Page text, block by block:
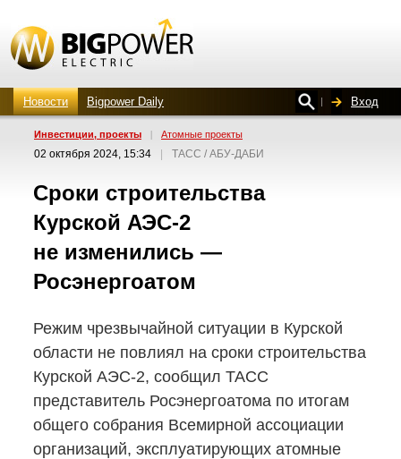
Новости Bigpower Daily Вход
Инвестиции, проекты | Атомные проекты
02 октября 2024, 15:34 ТАСС / АБУ-ДАБИ
Сроки строительства
Курской АЭС-2
не изменились —
Росэнергоатом
Режим чрезвычайной ситуации в Курской
области не повлиял на сроки строительства
Курской АЭС-2, сообщил ТАСС
представитель Росэнергоатома по итогам
общего собрания Всемирной ассоциации
организаций, эксплуатирующих атомные